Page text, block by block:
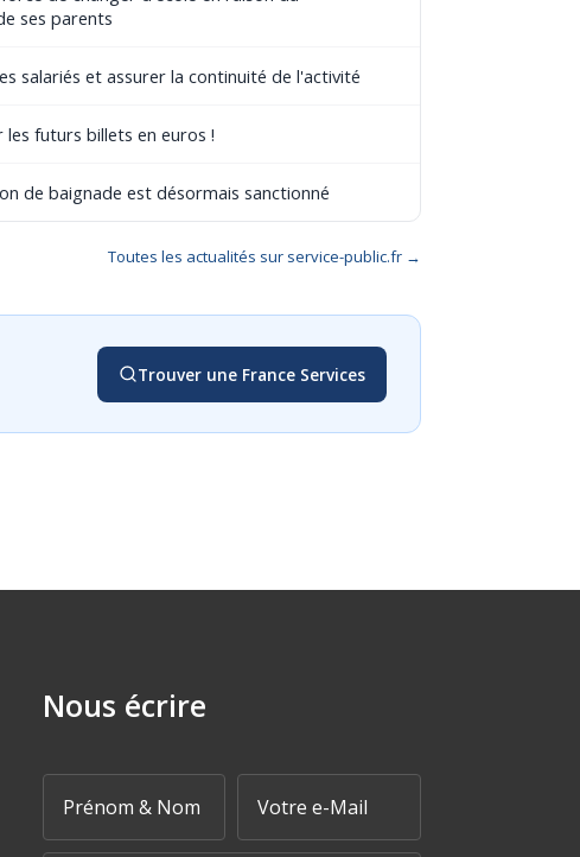
ses parents
salariés et assurer la continuité de l'activité
les futurs billets en euros !
de baignade est désormais sanctionné
Toutes les actualités sur service-public.fr →
Trouver une France Services
Nous écrire